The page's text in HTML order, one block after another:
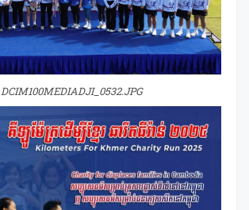
DCIM100MEDIADJI_0532.JPG